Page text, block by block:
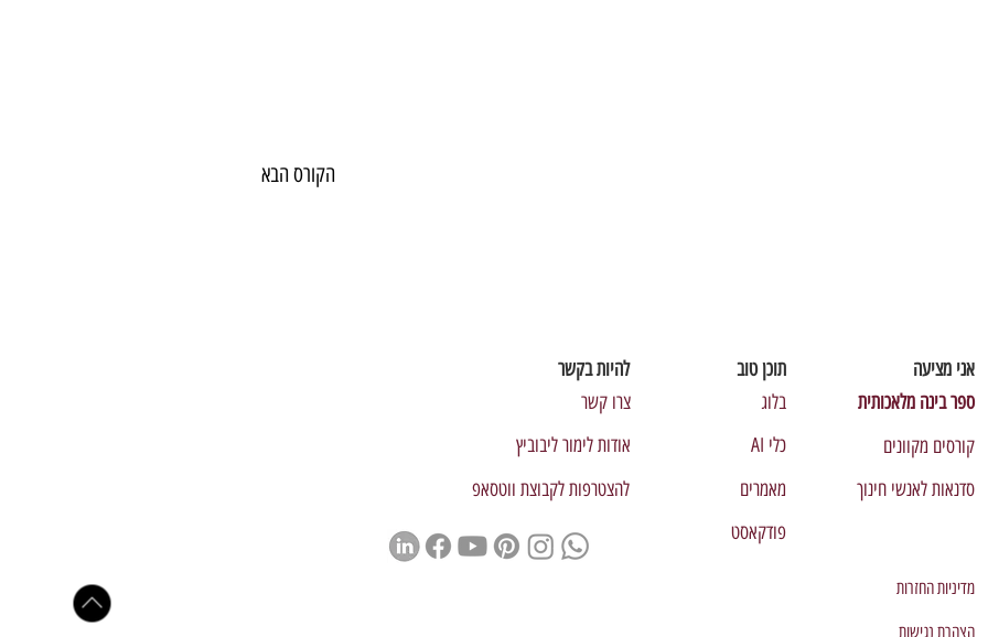
הקורס הבא
להיות בקשר תוכן טוב
אני מציעה
צרו קשר
אודות לימור ליבוביץ
בלוג
כלי AI
להצטרפות לקבוצת ווטסאפ
מאמרים
פודקאסט
ספר בינה מלאכותית
סדנאות לאנשי חינוך
קורסים מקוונים
מדיניות החזרות
הצהרת נגישות